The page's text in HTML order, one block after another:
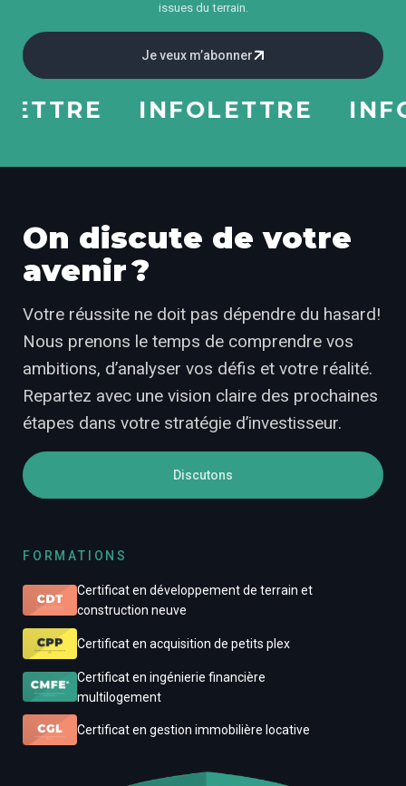
issues du terrain.
Je veux m’abonner
INFOLETTRE
On discute de votre
avenir ?
Votre réussite ne doit pas dépendre du hasard!
Nous prenons le temps de comprendre vos
ambitions, d’analyser vos défis et votre réalité.
Repartez avec une vision claire des prochaines
étapes dans votre stratégie d’investisseur.
Discutons
FORMATIONS
Certificat en développement de terrain et
construction neuve
Certificat en acquisition de petits plex
Certificat en ingénierie financière
multilogement
Certificat en gestion immobilière locative